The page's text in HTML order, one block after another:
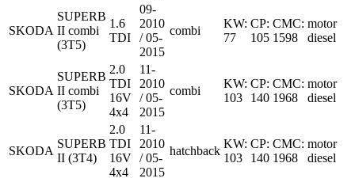
SKODA
SUPERB
II combi
(3T5)
1.6
TDI
09-
2010
/ 05-
2015
combi
KW:
77
CP:
105
CMC:
1598
motor
diesel
SKODA
SUPERB
II combi
(3T5)
2.0
TDI
16V
4x4
11-
2010
/ 05-
2015
combi
KW:
103
CP:
140
CMC:
1968
motor
diesel
SKODA
SUPERB
II (3T4)
2.0
TDI
16V
4x4
11-
2010
/ 05-
2015
hatchback
KW:
103
CP:
140
CMC:
1968
motor
diesel